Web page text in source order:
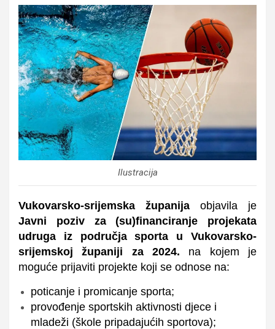
Ilustracija
Vukovarsko-srijemska županija objavila je
Javni poziv za (su)financiranje projekata
udruga iz područja sporta u Vukovarsko-
srijemskoj županiji za 2024. na kojem je
moguće prijaviti projekte koji se odnose na:
poticanje i promicanje sporta;
provođenje sportskih aktivnosti djece i
mladeži (škole pripadajućih sportova);